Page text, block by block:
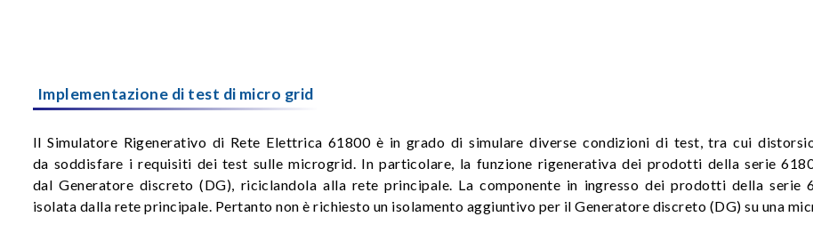
Implementazione di test di micro grid
Il Simulatore Rigenerativo di Rete Elettrica 61800 è in grado di simulare diverse condizioni di test, tra cui
da soddisfare i requisiti dei test sulle microgrid. In particolare, la funzione rigenerativa dei prodotti della serie
dal Generatore discreto (DG), riciclandola alla rete principale. La componente in ingresso dei prodotti della
isolata dalla rete principale. Pertanto non è richiesto un isolamento aggiuntivo per il Generatore discreto (DG) su una